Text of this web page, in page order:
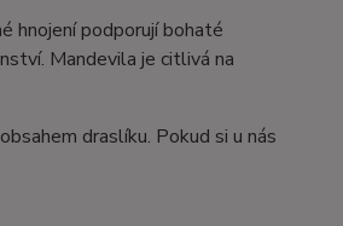
hnojení podporují bohaté
Mandevila je citlivá na
draslíku. Pokud si u nás